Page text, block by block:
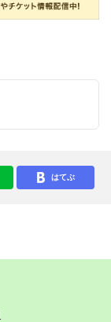
はてぶ